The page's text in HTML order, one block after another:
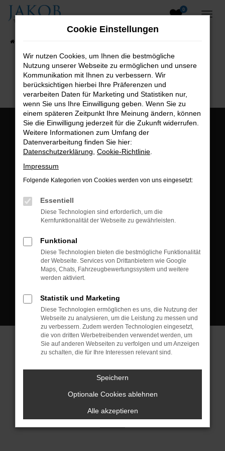
Zum
0
B2B-Shop
Öffnungszeiten:
Montag bis Freitag:
Postadresse:
Kontakt:
Tel.: +49 3745 760 90 20
Fax: +49 3745 760 90 21
Mail: fj@jakob-trading.com
Cookie Einstellungen
© 2026 Jakob Trading GmbH | Neustädter Straße 1 | DE-08223
Neustadt/Vogtland | fj@jakob-trading.com | Webdesign by audaris.de
Cookie Einstellungen
Wir nutzen Cookies, um Ihnen die bestmögliche
Nutzung unserer Webseite zu ermöglichen und unsere
Kommunikation mit Ihnen zu verbessern. Wir
berücksichtigen hierbei Ihre Präferenzen und
verarbeiten Daten für Marketing und Statistiken nur,
wenn Sie uns Ihre Einwilligung geben. Wenn Sie zu
einem späteren Zeitpunkt Ihre Meinung ändern, können
Sie die Einwilligung jederzeit für die Zukunft widerrufen.
Weitere Informationen zum Umfang der
Datenverarbeitung finden Sie hier:
Datenschutzerklärung Cookie-Richtlinie
Impressum
Folgende Kategorien von Cookies werden von uns eingesetzt:
Essentiell
Diese Technologien sind erforderlich, um die
Kernfunktionalität der Webseite zu gewährleisten.
Funktional
Diese Technologien bieten die bestmögliche Funktionalität
der Webseite. Services von Drittanbietern wie Google
Maps, Chats, Fahrzeugbewertungssystem und weitere
werden aktiviert.
Statistik und Marketing
Diese Technologien ermöglichen es uns, die Nutzung der
Webseite zu analysieren, um die Leistung zu messen und
zu verbessern. Zudem werden Technologien eingesetzt,
die von dritten Werbetreibenden verwendet werden, um
Sie auf anderen Webseiten zu verfolgen und um Anzeigen
zu schalten, die für Ihre Interessen relevant sind.
Speichern
Optionale Cookies ablehnen
Alle akzeptieren